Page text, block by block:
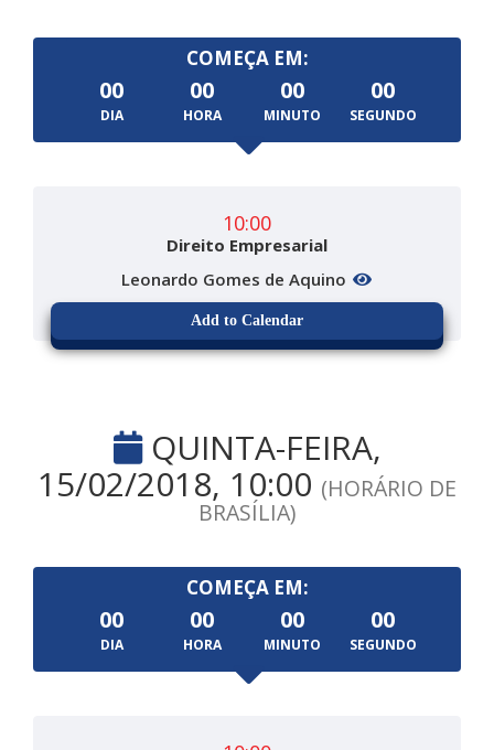
COMEÇA EM:
00
DIA
00
HORA
00
MINUTO
00
SEGUNDO
10:00
Direito Empresarial
Leonardo Gomes de Aquino
Add to Calendar
QUINTA-FEIRA,
15/02/2018, 10:00 (HORÁRIO DE
BRASÍLIA)
COMEÇA EM:
00
DIA
00
HORA
00
MINUTO
00
SEGUNDO